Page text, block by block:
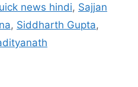
news hindi, Sajjan
, Siddharth Gupta,